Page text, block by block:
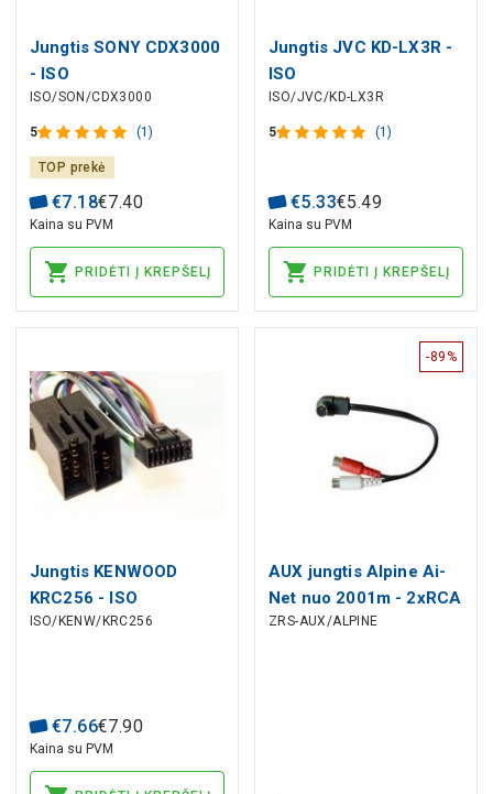
Jungtis SONY CDX3000
- ISO
ISO/SON/CDX3000
5 (1)
TOP prekė
€7.18€7.40
Kaina su PVM
PRIDĖTI Į KREPŠELĮ
Jungtis JVC KD-LX3R -
ISO
ISO/JVC/KD-LX3R
5 (1)
€5.33€5.49
Kaina su PVM
PRIDĖTI Į KREPŠELĮ
Jungtis KENWOOD
KRC256 - ISO
ISO/KENW/KRC256
€7.66€7.90
Kaina su PVM
-89%
AUX jungtis Alpine Ai-
Net nuo 2001m - 2xRCA
lizdai
ZRS-AUX/ALPINE